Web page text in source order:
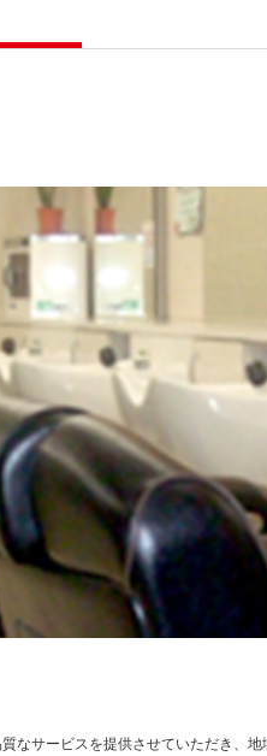
なサービスを提供させていただき、